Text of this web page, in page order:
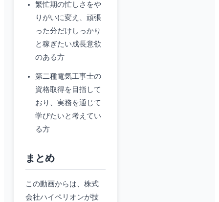
繁忙期の忙しさをや
りがいに変え、頑張
った分だけしっかり
と稼ぎたい成長意欲
のある方
第二種電気工事士の
資格取得を目指して
おり、実務を通じて
学びたいと考えてい
る方
まとめ
この動画からは、株式
会社ハイペリオンが技